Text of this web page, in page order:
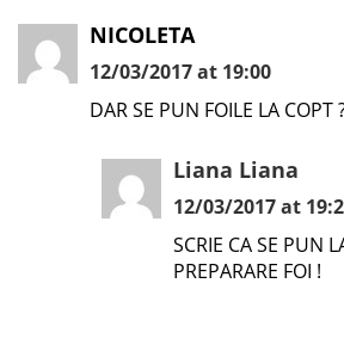
NICOLETA
12/03/2017 at 19:00
DAR SE PUN FOILE LA COPT
Liana Liana
12/03/2017 at
SCRIE CA SE PUN
PREPARARE FOI !